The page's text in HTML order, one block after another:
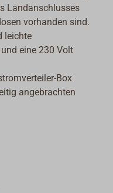
Landanschlusses
vorhanden sind.
leichte
eine 230 Volt
Box
angebrachten